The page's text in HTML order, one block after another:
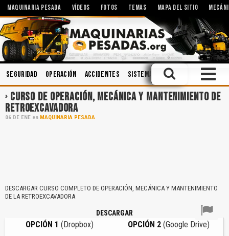
MAQUINARIA PESADA VÍDEOS FOTOS TEMAS MAPA DEL SITIO
Seguridad Operación Accidentes Sistemas Hidráulicos Cabinas
CURSO DE OPERACIÓN, MECÁNICA Y MANTENIMIENTO DE
RETROEXCAVADORA
06 DE ENE en MAQUINARIA PESADA
DESCARGAR CURSO COMPLETO DE OPERACIÓN, MECÁNICA Y MANTENIMIENTO
DE LA RETROEXCAVADORA
DESCARGAR
OPCIÓN 1 (Dropbox) OPCIÓN 2 (Google Drive)